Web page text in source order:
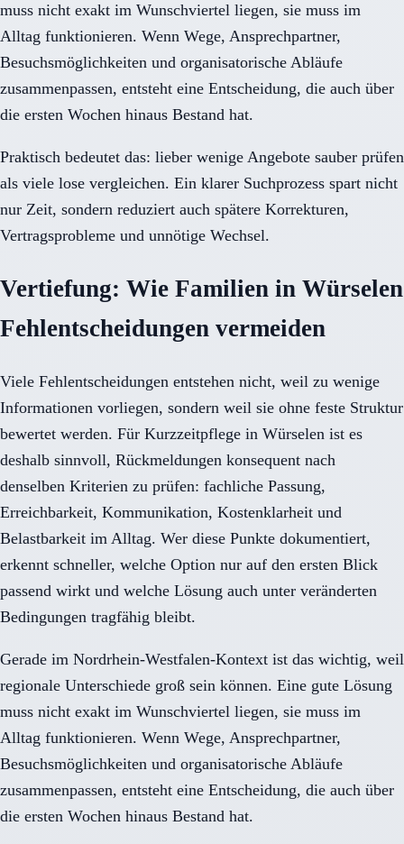
muss nicht exakt im Wunschviertel liegen, sie muss im
Alltag funktionieren. Wenn Wege, Ansprechpartner,
Besuchsmöglichkeiten und organisatorische Abläufe
zusammenpassen, entsteht eine Entscheidung, die auch über
die ersten Wochen hinaus Bestand hat.
Praktisch bedeutet das: lieber wenige Angebote sauber prüfen
als viele lose vergleichen. Ein klarer Suchprozess spart nicht
nur Zeit, sondern reduziert auch spätere Korrekturen,
Vertragsprobleme und unnötige Wechsel.
Vertiefung: Wie Familien in Würselen
Fehlentscheidungen vermeiden
Viele Fehlentscheidungen entstehen nicht, weil zu wenige
Informationen vorliegen, sondern weil sie ohne feste Struktur
bewertet werden. Für Kurzzeitpflege in Würselen ist es
deshalb sinnvoll, Rückmeldungen konsequent nach
denselben Kriterien zu prüfen: fachliche Passung,
Erreichbarkeit, Kommunikation, Kostenklarheit und
Belastbarkeit im Alltag. Wer diese Punkte dokumentiert,
erkennt schneller, welche Option nur auf den ersten Blick
passend wirkt und welche Lösung auch unter veränderten
Bedingungen tragfähig bleibt.
Gerade im Nordrhein-Westfalen-Kontext ist das wichtig, weil
regionale Unterschiede groß sein können. Eine gute Lösung
muss nicht exakt im Wunschviertel liegen, sie muss im
Alltag funktionieren. Wenn Wege, Ansprechpartner,
Besuchsmöglichkeiten und organisatorische Abläufe
zusammenpassen, entsteht eine Entscheidung, die auch über
die ersten Wochen hinaus Bestand hat.